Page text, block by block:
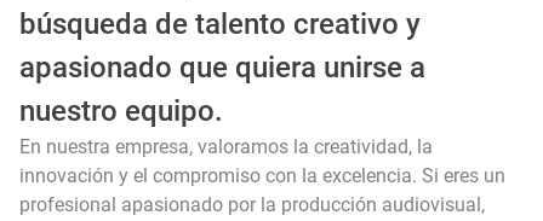
búsqueda de talento creativo y
apasionado que quiera unirse a
nuestro equipo.
En nuestra empresa, valoramos la creatividad, la
innovación y el compromiso con la excelencia. Si eres un
profesional apasionado por la producción audiovisual,